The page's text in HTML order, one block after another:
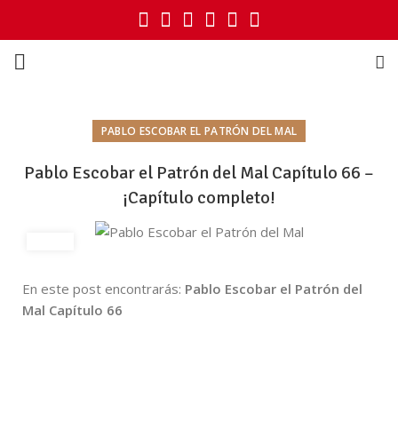
PABLO ESCOBAR EL PATRÓN DEL MAL
Pablo Escobar el Patrón del Mal Capítulo 66 –
¡Capítulo completo!
En este post encontrarás: Pablo Escobar el Patrón del
Mal Capítulo 66